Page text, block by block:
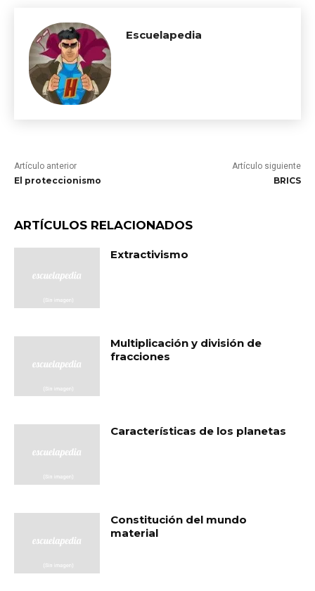
Escuelapedia
Artículo anterior
El proteccionismo
Artículo siguiente
BRICS
ARTÍCULOS RELACIONADOS
Extractivismo
Multiplicación y división de
fracciones
Características de los planetas
Constitución del mundo
material